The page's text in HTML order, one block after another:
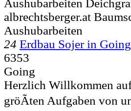
Aushubarbeiten
albrechtsberger.at
Aushubarbeiten
24 Erdbau Sojer in
6353
Going
Herzlich Willkommen
gröÃten Aufgaben von